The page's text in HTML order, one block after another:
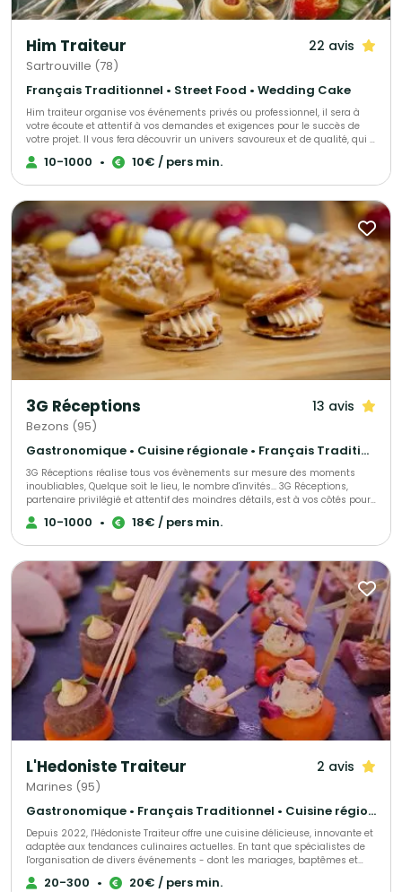
Him Traiteur 22 avis
Sartrouville (78)
Français Traditionnel • Street Food • Wedding Cake
Him traiteur organise vos événements privés ou professionnel, il sera à
votre écoute et attentif à vos demandes et exigences pour le succès de
votre projet. Il vous fera découvrir un univers savoureux et de qualité, qui a
déjà trouvé satisfaction pour de nombreux clients.
10-1000 • 10€ / pers min.
3G Réceptions 13 avis
Bezons (95)
Gastronomique • Cuisine régionale • Français Traditionnel
3G Réceptions réalise tous vos évènements sur mesure des moments
inoubliables, Quelque soit le lieu, le nombre d'invités... 3G Réceptions,
partenaire privilégié et attentif des moindres détails, est à vos côtés pour
organiser votre réception, et vous accompagne depuis la conception
jusqu'à la fin de votre événement. Vous voulez de la féérie, de la
10-1000 • 18€ / pers min.
L'Hedoniste Traiteur 2 avis
Marines (95)
Gastronomique • Français Traditionnel • Cuisine régionale
Depuis 2022, l'Hédoniste Traiteur offre une cuisine délicieuse, innovante et
adaptée aux tendances culinaires actuelles. En tant que spécialistes de
l'organisation de divers événements - dont les mariages, baptêmes et
séminaires - nous proposons également des services personnalisés pour
répondre à toutes demandes spécifiques. Faisant preuve d'un grand souci
20-300 • 20€ / pers min.